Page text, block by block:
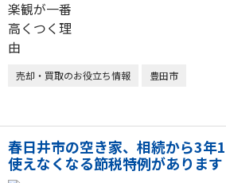
売却・買取のお役立ち情報 豊田市
春日井市の空き家、相続から3年
使えなくなる節税特例があります